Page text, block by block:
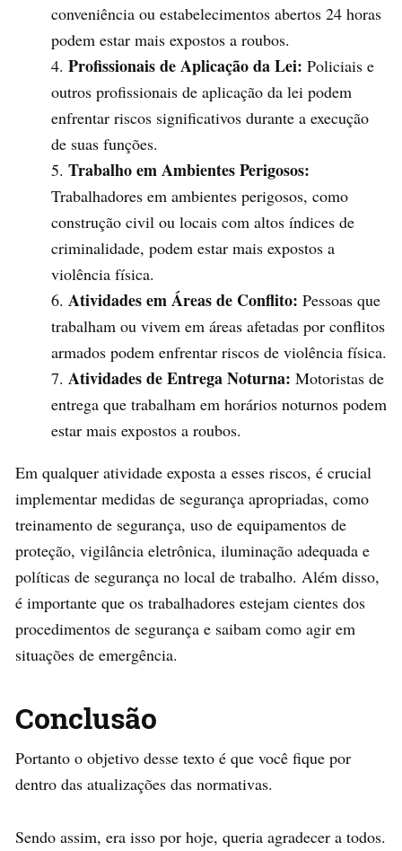
conveniência ou estabelecimentos abertos 24 horas
podem estar mais expostos a roubos.
Profissionais de Aplicação da Lei: Policiais e
outros profissionais de aplicação da lei podem
enfrentar riscos significativos durante a execução
de suas funções.
Trabalho em Ambientes Perigosos:
Trabalhadores em ambientes perigosos, como
construção civil ou locais com altos índices de
criminalidade, podem estar mais expostos a
violência física.
Atividades em Áreas de Conflito: Pessoas que
trabalham ou vivem em áreas afetadas por conflitos
armados podem enfrentar riscos de violência física.
Atividades de Entrega Noturna: Motoristas de
entrega que trabalham em horários noturnos podem
estar mais expostos a roubos.
Em qualquer atividade exposta a esses riscos, é crucial
implementar medidas de segurança apropriadas, como
treinamento de segurança, uso de equipamentos de
proteção, vigilância eletrônica, iluminação adequada e
políticas de segurança no local de trabalho. Além disso,
é importante que os trabalhadores estejam cientes dos
procedimentos de segurança e saibam como agir em
situações de emergência.
Conclusão
Portanto o objetivo desse texto é que você fique por
dentro das atualizações das normativas.
Sendo assim, era isso por hoje, queria agradecer a todos.